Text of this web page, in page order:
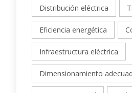
Distribución eléctrica
Eficiencia energética
Infraestructura eléctrica
Dimensionamiento